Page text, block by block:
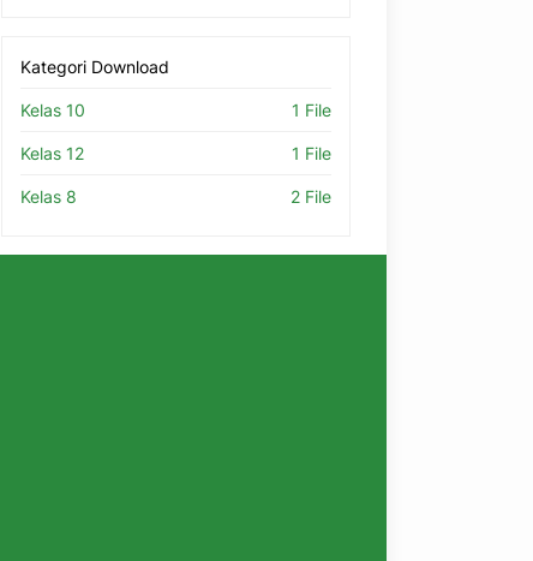
Kategori Download
Kelas 10 1 File
Kelas 12 1 File
Kelas 8 2 File